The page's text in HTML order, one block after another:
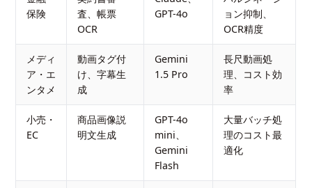
保険
査、帳票
OCR
GPT-4o
ョン抑制、
OCR精度
メディ
ア・エ
ンタメ
動画タグ付
け、字幕生
成
Gemini
1.5 Pro
長尺動画処
理、コスト効
率
小売・
EC
商品画像説
明文生成
GPT-4o
mini、
Gemini
Flash
大量バッチ処
理のコスト最
適化